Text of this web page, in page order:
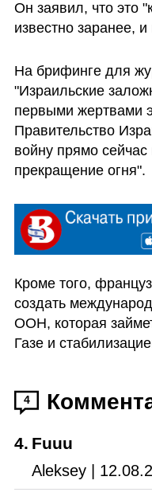
Он заявил, что это
известно заранее,
На брифинге для
"Израильские
первыми жертвами
Правительство
войну прямо
прекращение огня".
Кроме того,
создать
ООН, которая
Газе и
4
4. Fuuu
Aleksey